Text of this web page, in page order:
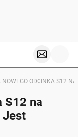
NOWEGO ODCINKA S12
S12 na
Jest